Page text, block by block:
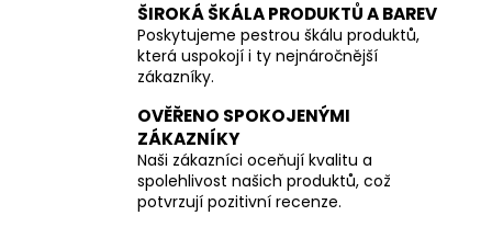
ŠIROKÁ ŠKÁLA PRODUKTŮ A BAREV
Poskytujeme pestrou škálu produktů,
která uspokojí i ty nejnáročnější
zákazníky.
OVĚŘENO SPOKOJENÝMI
ZÁKAZNÍKY
Naši zákazníci oceňují kvalitu a
spolehlivost našich produktů, což
potvrzují pozitivní recenze.